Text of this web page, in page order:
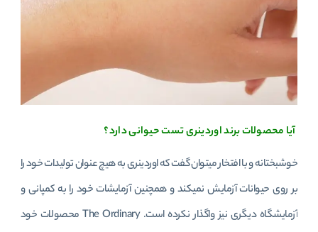
آیا محصولات برند اوردینری تست حیوانی دارد؟
خوشبختانه و با افتخار میتوان گفت که اوردینری به هیچ عنوان تولیدات خود را
بر روی حیوانات آزمایش نمیکند و همچنین آزمایشات خود را به کمپانی و
آزمایشگاه دیگری نیز واگذار نکرده است. The Ordinary محصولات خود